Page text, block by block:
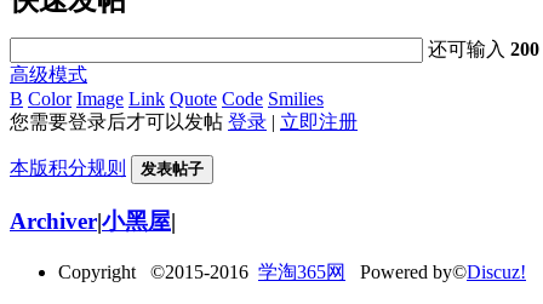
还可输入200
高级模式
B Color Image Link Quote Code Smilies
您需要登录后才可以发帖 登录 | 立即注册
本版积分规则 发表帖子
Archiver|小黑屋|
Copyright ©2015-2016 学淘365网 Powered by©Discuz!